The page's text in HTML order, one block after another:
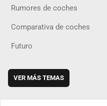
Rumores de coches
Comparativa de coches
Futuro
VER MÁS TEMAS